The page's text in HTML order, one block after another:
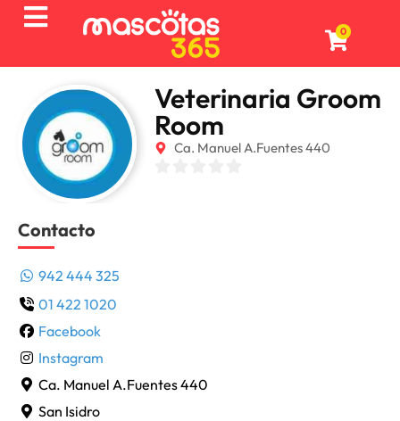
0
Veterinaria Groom
Room
Ca. Manuel A.Fuentes 440
Contacto
942 444 325
01 422 1020
Facebook
Instagram
Ca. Manuel A.Fuentes 440
San Isidro